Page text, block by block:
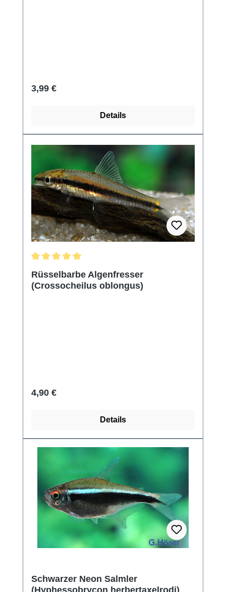
Regulärer Preis:
3,99 €
Details
Rüsselbarbe Algenfresser
(Crossocheilus oblongus)
Regulärer Preis:
4,90 €
Details
Schwarzer Neon Salmler